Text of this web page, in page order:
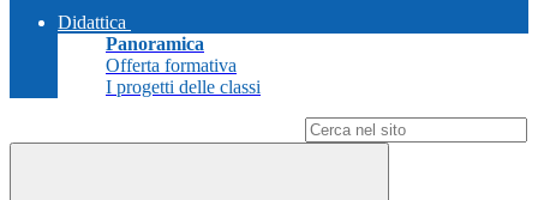
Didattica
Panoramica
Offerta formativa
I progetti delle classi